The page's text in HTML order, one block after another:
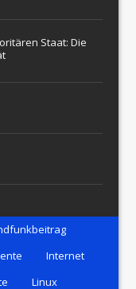
Staat: Die
Internet
Linux